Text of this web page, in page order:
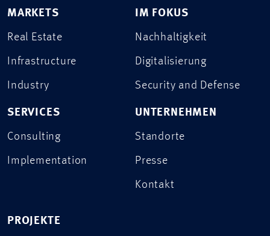
MARKETS
Real Estate
Infrastructure
Industry
SERVICES
Consulting
Implementation
IM FOKUS
Nachhaltigkeit
Digitalisierung
Security and Defense
UNTERNEHMEN
Standorte
Presse
Kontakt
PROJEKTE